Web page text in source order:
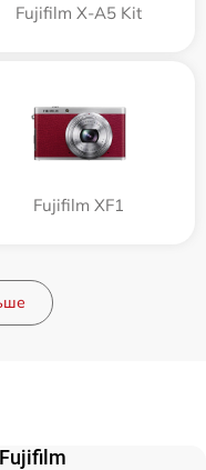
Fujifilm X-A5 Kit
Fujifilm XF1